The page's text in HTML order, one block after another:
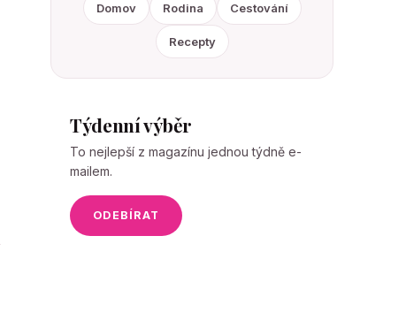
Domov Rodina Cestování
Recepty
Týdenní výběr
To nejlepší z magazínu jednou týdně e-
mailem.
ODEBÍRAT